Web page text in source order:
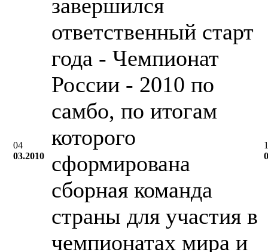
04
03.2010
завершился
ответственный старт
года - Чемпионат
России - 2010 по
самбо, по итогам
которого
сформирована
сборная команда
страны для участия в
чемпионатах мира и